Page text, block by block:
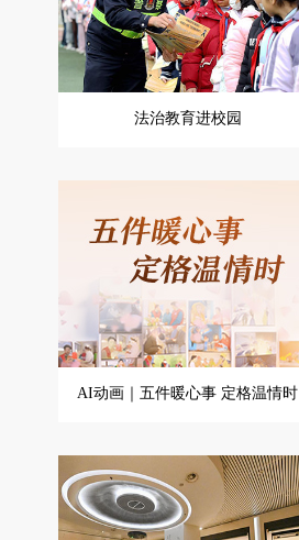
法治教育进校园
AI动画｜五件暖心事 定格温情时